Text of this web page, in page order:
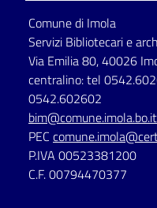
lettura
Seguici
su
Comune di Imola
Servizi Bibliotecari e
Via Emilia 80, 40026
centralino: tel
0542.602602
bim@comune.imola.bo.it
PEC
P.IVA 00523381200
C.F. 00794470377